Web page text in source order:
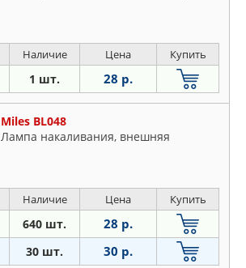
Наличие Цена Купить
1 шт. 28 р.
Miles BL048
Лампа накаливания, внешняя
Наличие Цена Купить
640 шт. 28 р.
30 шт. 30 р.